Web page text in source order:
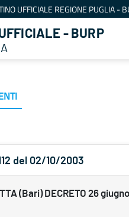
UFFICIALE REGIONE PUGLIA -
- BURP
del 02/10/2003
(Bari) DECRETO 26